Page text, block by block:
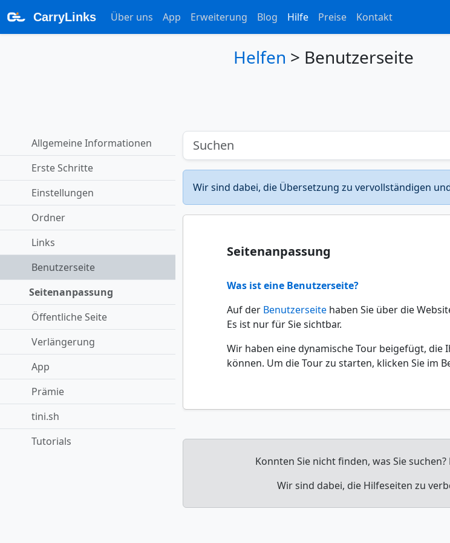
CarryLinks Über uns App Erweiterung Blog Hilfe Preise Kontakt
Allgemeine Informationen
Erste Schritte
Einstellungen
Ordner
Links
Benutzerseite
Seitenanpassung
Öffentliche Seite
Verlängerung
App
Prämie
tini.sh
Tutorials
Helfen > Benutzerseite
Wir sind dabei, die Übersetzung zu vervollständigen
Seitenanpassung
Was ist eine Benutzerseite?
Auf der Benutzerseite haben Sie über die
Es ist nur für Sie sichtbar.
Wir haben eine dynamische Tour beigefügt, die
können. Um die Tour zu starten, klicken Sie im
Konnten Sie nicht finden, was Sie
Wir sind dabei, die Hilfeseiten zu